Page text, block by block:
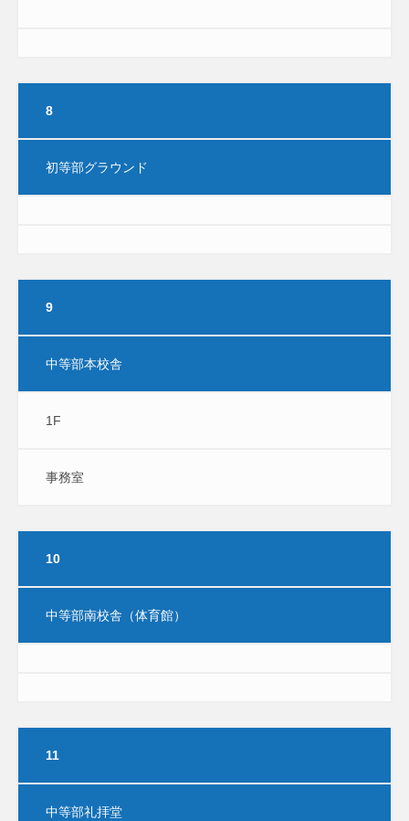
8
初等部グラウンド
9
中等部本校舎
1F
事務室
10
中等部南校舎（体育館）
11
中等部礼拝堂